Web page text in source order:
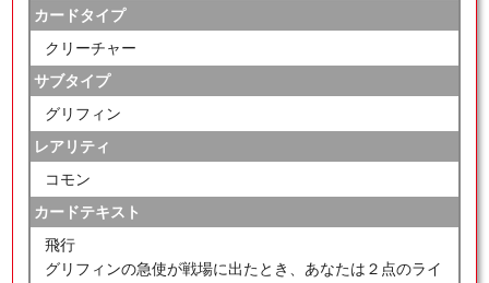
カードタイプ
クリーチャー
サブタイプ
グリフィン
レアリティ
コモン
カードテキスト
飛行
グリフィンの急使が戦場に出たとき、あなたは２点のライ